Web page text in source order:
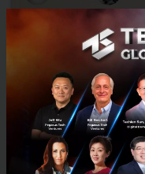
เผยโพลคนไทย 87% มีแ
สำคัญกับสิ่งแวดล้อม
จากโพลสำรวจความคิดเห็นโ
ประชาชนเป็นกังวล ปรากฏ
ไทยโหวตให้เป็นปัญหาสำคั